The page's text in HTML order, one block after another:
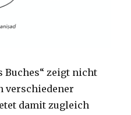
Buches“ zeigt nicht
verschiedener
damit zugleich